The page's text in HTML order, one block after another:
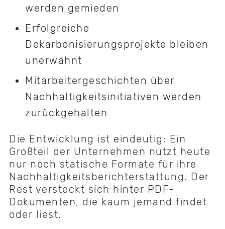
werden gemieden
Erfolgreiche
Dekarbonisierungsprojekte bleiben
unerwähnt
Mitarbeitergeschichten über
Nachhaltigkeitsinitiativen werden
zurückgehalten
Die Entwicklung ist eindeutig: Ein
Großteil der Unternehmen nutzt heute
nur noch statische Formate für ihre
Nachhaltigkeitsberichterstattung. Der
Rest versteckt sich hinter PDF-
Dokumenten, die kaum jemand findet
oder liest.